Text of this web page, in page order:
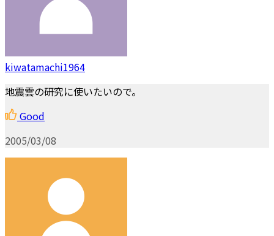
kiwatamachi1964
地震雲の研究に使いたいので。
Good
2005/03/08